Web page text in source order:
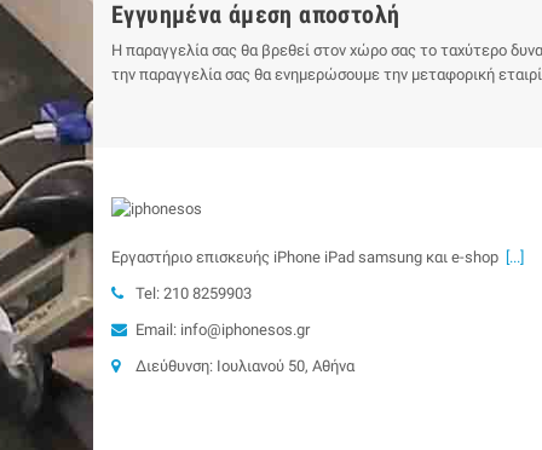
Εγγυημένα άμεση αποστολή
Η παραγγελία σας θα βρεθεί στον χώρο σας το ταχύτερο
την παραγγελία σας θα ενημερώσουμε την μεταφορική
Εργαστήριο επισκευής iPhone iPad samsung και e-shop [...]
Tel: 210 8259903
Email: info@iphonesos.gr
Διεύθυνση: Ιουλιανού 50, Αθήνα